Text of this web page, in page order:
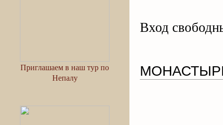
Приглашаем в наш тур по
Непалу
Вход